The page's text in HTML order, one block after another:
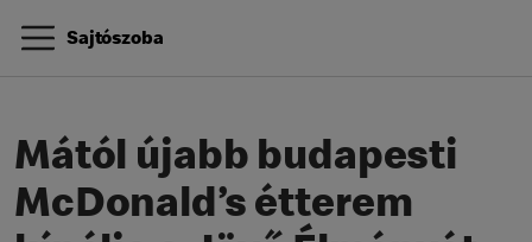
Sajtószoba
Mától újabb budapesti
McDonald’s étterem